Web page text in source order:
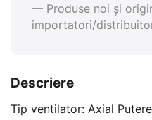
— Produse noi și
importatori/
Descriere
Tip ventilator: Axial